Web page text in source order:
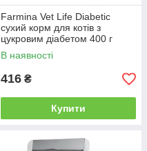
Farmina Vet Life Diabetic
сухий корм для котів з
цукровим діабетом 400 г
В наявності
416 ₴
Купити